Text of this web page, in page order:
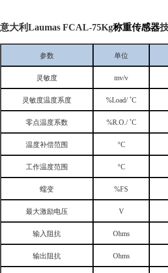
意大利Laumas FCAL-75Kg称重传感器
参数 单位
灵敏度 mv/v
灵敏度温度系度 %Load/˚C
零点温度系数 %R.O./˚C
温度补偿范围 °C
工作温度范围 °C
蠕变 %FS
最大激励电压 V
输入阻抗 Ohms
输出阻抗 Ohms